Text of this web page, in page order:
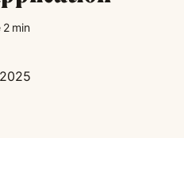
2 min